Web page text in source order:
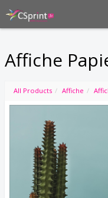
Affiche
All Products Affiche